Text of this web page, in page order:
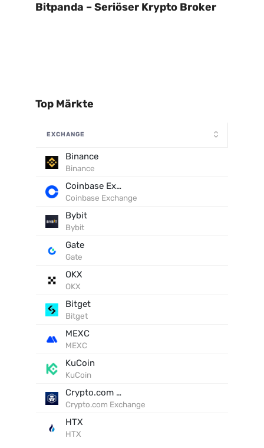
Bitpanda – Seriöser Krypto Broker
Top Märkte
EXCHANGE
Binance
Binance
Coinbase Exchange
Coinbase Exchange
Bybit
Bybit
Gate
Gate
OKX
OKX
Bitget
Bitget
MEXC
MEXC
KuCoin
KuCoin
Crypto.com Exchange
Crypto.com Exchange
HTX
HTX